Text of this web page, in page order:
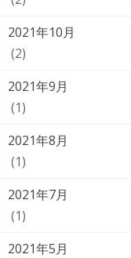
2021年10月
(2)
2021年9月
(1)
2021年8月
(1)
2021年7月
(1)
2021年5月